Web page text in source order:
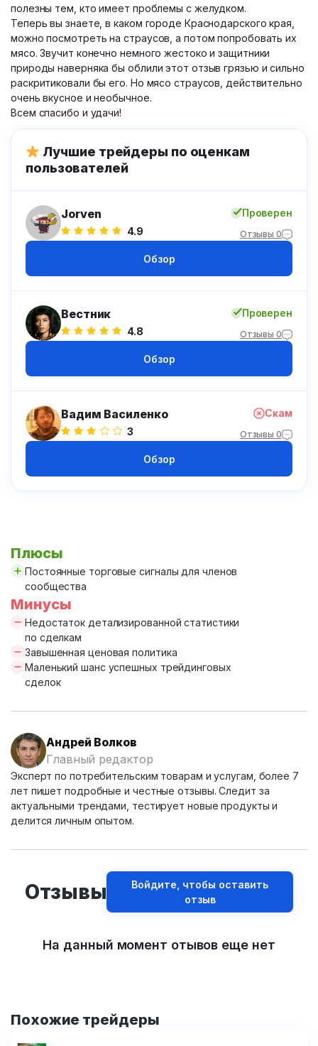
полезны тем, кто имеет проблемы с желудком.
Теперь вы знаете, в каком городе Краснодарского края,
можно посмотреть на страусов, а потом попробовать их
мясо. Звучит конечно немного жестоко и защитники
природы наверняка бы облили этот отзыв грязью и сильно
раскритиковали бы его. Но мясо страусов, действительно
очень вкусное и необычное.
Всем спасибо и удачи!
Лучшие трейдеры по оценкам
пользователей
Jorven
4.9
Проверен
Отзывы 0
Обзор
Вестник
4.8
Проверен
Отзывы 0
Обзор
Вадим Василенко
3
Скам
Отзывы 0
Обзор
Плюсы
Постоянные торговые сигналы для членов
сообщества
Минусы
Недостаток детализированной статистики
по сделкам
Завышенная ценовая политика
Маленький шанс успешных трейдинговых
сделок
Андрей Волков
Главный редактор
Эксперт по потребительским товарам и услугам, более 7
лет пишет подробные и честные отзывы. Следит за
актуальными трендами, тестирует новые продукты и
делится личным опытом.
Отзывы
Войдите, чтобы оставить
отзыв
На данный момент отывов еще нет
Похожие трейдеры